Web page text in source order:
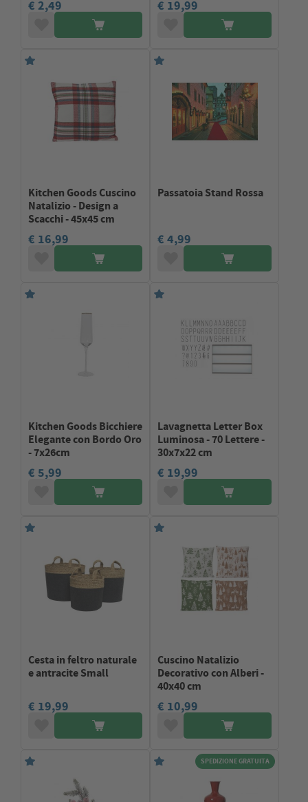
€ 2,49 € 19,99
Kitchen Goods Cuscino
Natalizio - Design a
Scacchi - 45x45 cm
€ 16,99
Passatoia Stand Rossa
€ 4,99
Kitchen Goods Bicchiere
Elegante con Bordo Oro
- 7x26cm
€ 5,99
Lavagnetta Letter Box
Luminosa - 70 Lettere -
30x7x22 cm
€ 19,99
Cesta in feltro naturale
e antracite Small
€ 19,99
Cuscino Natalizio
Decorativo con Alberi -
40x40 cm
€ 10,99
SPEDIZIONE GRATUITA